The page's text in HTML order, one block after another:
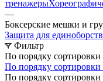
тренажеры
—
Боксерские мешки и
Защита для единоборств
Фильтр
По порядку сортировки
По порядку
По порядку сортировки